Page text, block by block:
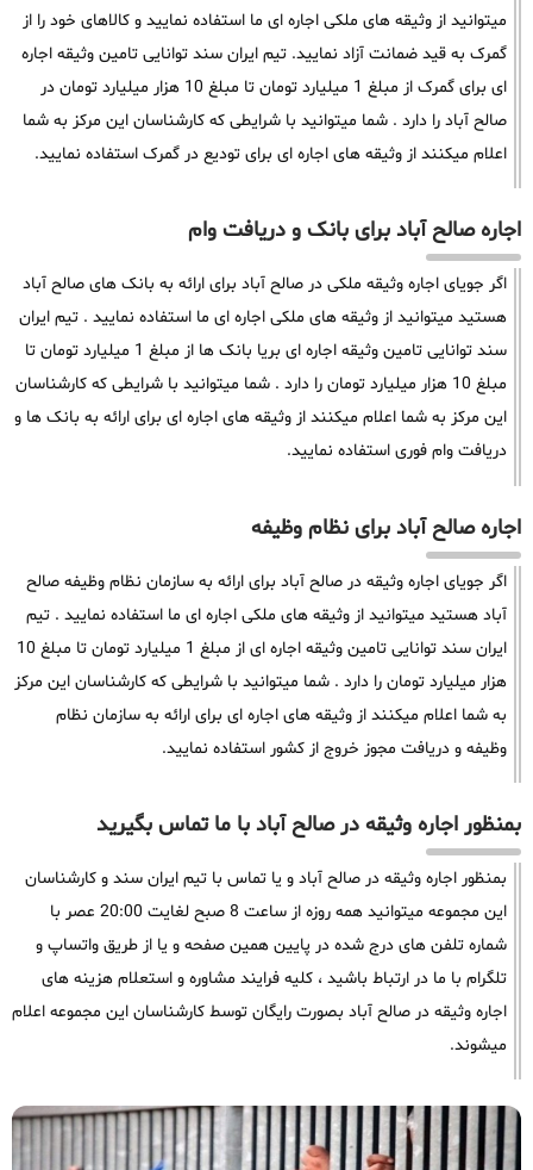
میتوانید از وثیقه های ملکی اجاره ای ما استفاده نمایید و کالاهای خود را از
گمرک به قید ضمانت آزاد نمایید. تیم ایران سند توانایی تامین وثیقه اجاره
ای برای گمرک از مبلغ 1 میلیارد تومان تا مبلغ 10 هزار میلیارد تومان در
صالح آباد را دارد . شما میتوانید با شرایطی که کارشناسان این مرکز به شما
اعلام میکنند از وثیقه های اجاره ای برای تودیع در گمرک استفاده نمایید.
اجاره صالح آباد برای بانک و دریافت وام
اگر جویای اجاره وثیقه ملکی در صالح آباد برای ارائه به بانک های صالح آباد
هستید میتوانید از وثیقه های ملکی اجاره ای ما استفاده نمایید . تیم ایران
سند توانایی تامین وثیقه اجاره ای بریا بانک ها از مبلغ 1 میلیارد تومان تا
مبلغ 10 هزار میلیارد تومان را دارد . شما میتوانید با شرایطی که کارشناسان
این مرکز به شما اعلام میکنند از وثیقه های اجاره ای برای ارائه به بانک ها و
دریافت وام فوری استفاده نمایید.
اجاره صالح آباد برای نظام وظیفه
اگر جویای اجاره وثیقه در صالح آباد برای ارائه به سازمان نظام وظیفه صالح
آباد هستید میتوانید از وثیقه های ملکی اجاره ای ما استفاده نمایید . تیم
ایران سند توانایی تامین وثیقه اجاره ای از مبلغ 1 میلیارد تومان تا مبلغ 10
هزار میلیارد تومان را دارد . شما میتوانید با شرایطی که کارشناسان این مرکز
به شما اعلام میکنند از وثیقه های اجاره ای برای ارائه به سازمان نظام
وظیفه و دریافت مجوز خروج از کشور استفاده نمایید.
بمنظور اجاره وثیقه در صالح آباد با ما تماس بگیرید
بمنظور اجاره وثیقه در صالح آباد و یا تماس با تیم ایران سند و کارشناسان
این مجموعه میتوانید همه روزه از ساعت 8 صبح لغایت 20:00 عصر با
شماره تلفن های درج شده در پایین همین صفحه و یا از طریق واتساپ و
تلگرام با ما در ارتباط باشید ، کلیه فرایند مشاوره و استعلام هزینه های
اجاره وثیقه در صالح آباد بصورت رایگان توسط کارشناسان این مجموعه اعلام
میشوند.